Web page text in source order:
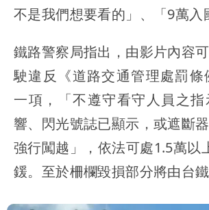
不是我們想要看的」、「9萬入
鐵路警察局指出，由影片內容
駛違反《道路交通管理處罰條
一項，「不遵守看守人員之
響、閃光號誌已顯示，或遮斷
強行闖越」，依法可處1.5萬以
鍰。至於柵欄毀損部分將由台鐵